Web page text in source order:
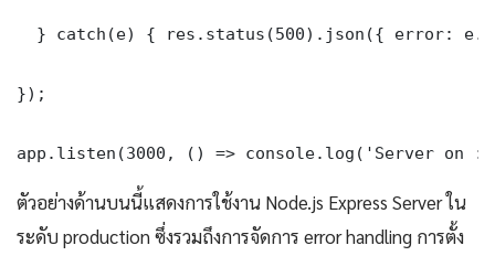
} catch(e) { res.status(500).json({ error:
});
app.listen(3000, () => console.log('Server on
ตัวอย่างด้านบนนี้แสดงการใช้งาน Node.js Express Server ใน
ระดับ production ซึ่งรวมถึงการจัดการ error handling การตั้ง